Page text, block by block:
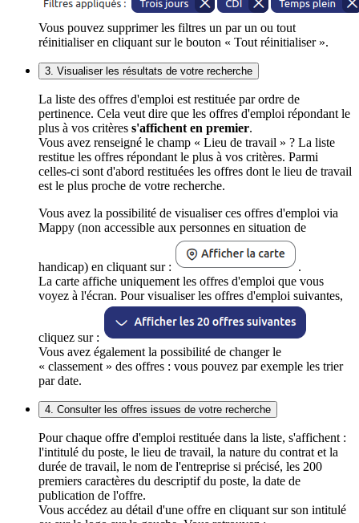
Vous pouvez supprimer les filtres un par un ou tout
réinitialiser en cliquant sur le bouton « Tout réinitialiser ».
3. Visualiser les résultats de votre recherche
La liste des offres d'emploi est restituée par ordre de
pertinence. Cela veut dire que les offres d'emploi répondant le
plus à vos critères s'affichent en premier.
Vous avez renseigné le champ « Lieu de travail » ? La liste
restitue les offres répondant le plus à vos critères. Parmi
celles-ci sont d'abord restituées les offres dont le lieu de travail
est le plus proche de votre recherche.
Vous avez la possibilité de visualiser ces offres d'emploi via
Mappy (non accessible aux personnes en situation de
handicap) en cliquant sur :
.
La carte affiche uniquement les offres d'emploi que vous
voyez à l'écran. Pour visualiser les offres d'emploi suivantes,
cliquez sur :
Vous avez également la possibilité de changer le
« classement » des offres : vous pouvez par exemple les trier
par date.
4. Consulter les offres issues de votre recherche
Pour chaque offre d'emploi restituée dans la liste, s'affichent :
l'intitulé du poste, le lieu de travail, la nature du contrat et la
durée de travail, le nom de l'entreprise si précisé, les 200
premiers caractères du descriptif du poste, la date de
publication de l'offre.
Vous accédez au détail d'une offre en cliquant sur son intitulé